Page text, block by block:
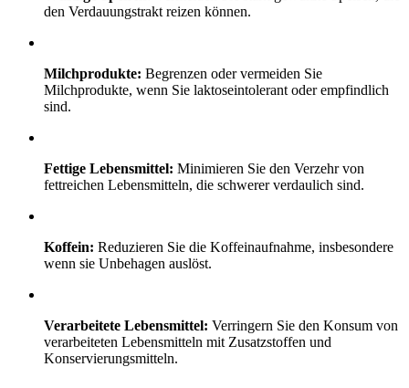
den Verdauungstrakt reizen können.
Milchprodukte: Begrenzen oder vermeiden Sie
Milchprodukte, wenn Sie laktoseintolerant oder empfindlich
sind.
Fettige Lebensmittel: Minimieren Sie den Verzehr von
fettreichen Lebensmitteln, die schwerer verdaulich sind.
Koffein: Reduzieren Sie die Koffeinaufnahme, insbesondere
wenn sie Unbehagen auslöst.
Verarbeitete Lebensmittel: Verringern Sie den Konsum von
verarbeiteten Lebensmitteln mit Zusatzstoffen und
Konservierungsmitteln.